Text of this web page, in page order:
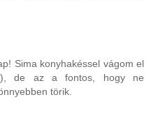
Sima konyhakéssel vágom el
de az a fontos, hogy ne
törik.